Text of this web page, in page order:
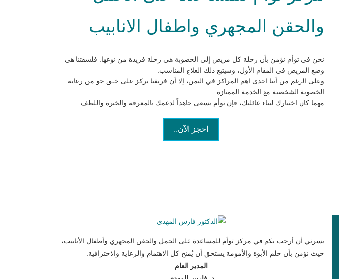
والحقن المجهري واطفال الانابيب
نحن في توأم نؤمن بأن رحلة كل مريض إلى الخصوبة هي رحلة فريدة من نوعها. فلسفتنا هي
وضع المريض في المقام الأول، وسيتبع ذلك العلاج المناسب.
وعلى الرغم من أننا احدى اهم المراكز في اليمن، إلا أن فريقنا يركز على خلق جو من رعاية
الخصوبة الشخصية مع الخدمة الممتازة.
مهما كان اختيارك لبناء عائلتك، فإن توأم يسعى جاهداً لدعمك بالمعرفة والخبرة واللطف.
احجز الآن..
يسرني أن أرحب بكم في مركز توأم للمساعدة على الحمل والحقن المجهري وأطفال الأنابيب،
حيث نؤمن بأن حلم الأبوة والأمومة يستحق أن يُمنح كل الاهتمام والرعاية والاحترافية.
المدير العام